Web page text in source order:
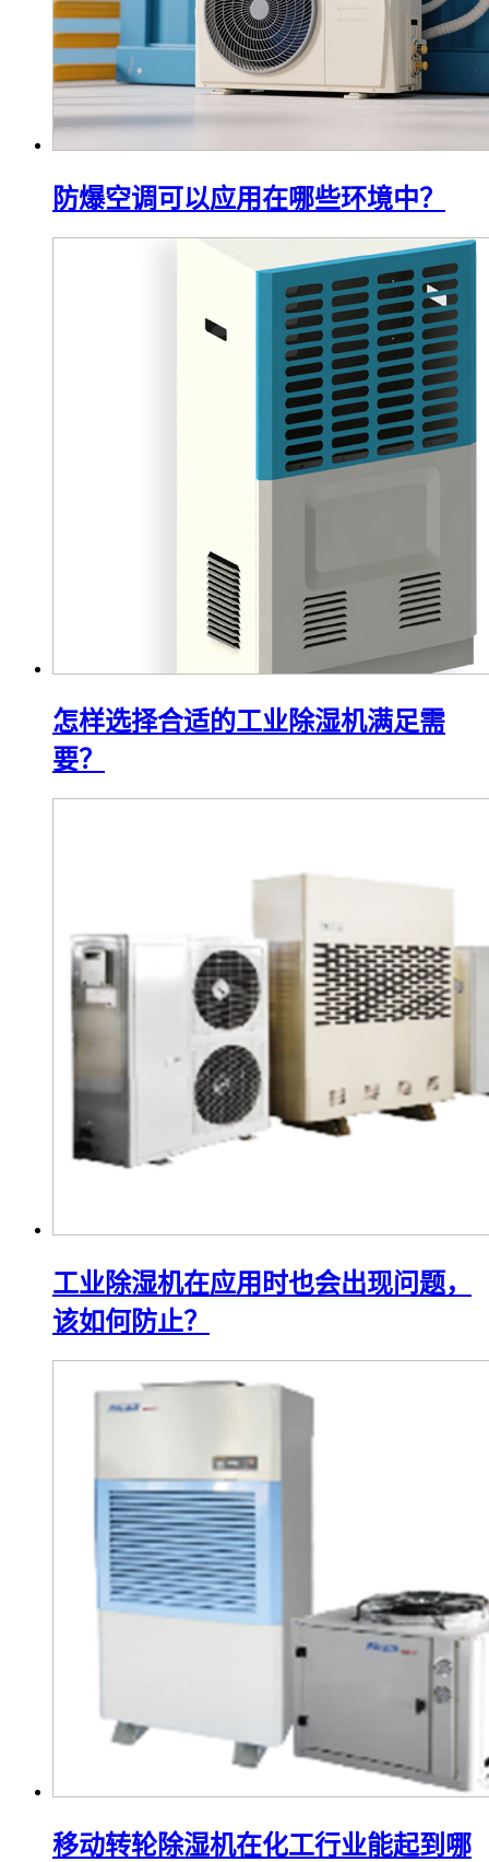
防爆空调可以应用在哪些环境中？
怎样选择合适的工业除湿机满足需
要？
工业除湿机在应用时也会出现问题，
该如何防止？
移动转轮除湿机在化工行业能起到哪